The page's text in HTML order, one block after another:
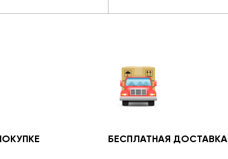
БЕСПЛАТНАЯ ДОСТАВКА